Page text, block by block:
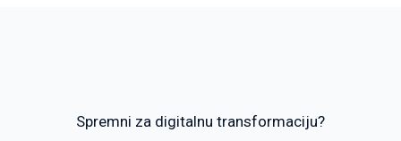
Spremni za digitalnu transformaciju?